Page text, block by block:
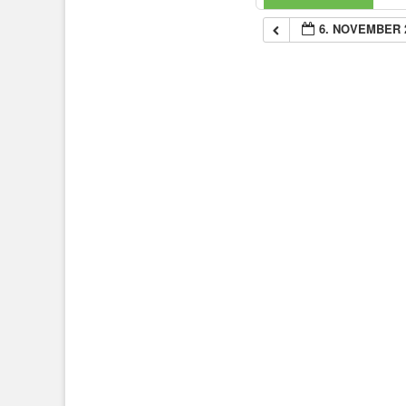
6. NOVEMBER